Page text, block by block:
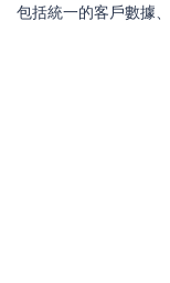
包括統一的客戶數據